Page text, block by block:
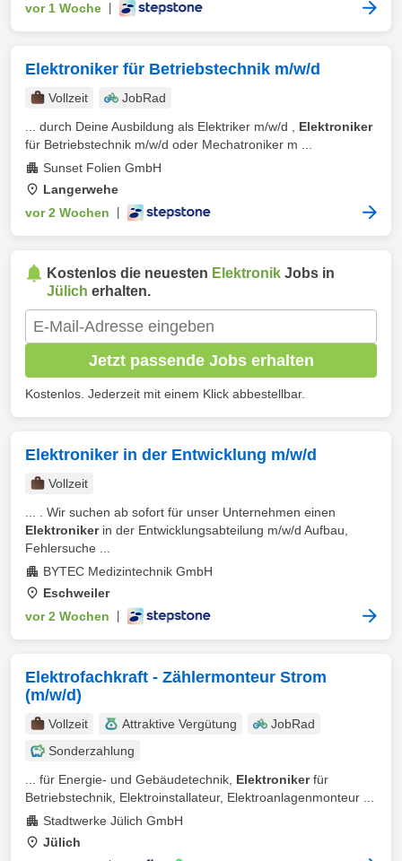
vor 1 Woche
Elektroniker für Betriebstechnik m/w/d
Vollzeit
JobRad
... durch Deine Ausbildung als Elektriker m/w/d , Elektroniker
für Betriebstechnik m/w/d oder Mechatroniker m ...
Sunset Folien GmbH
Langerwehe
vor 2 Wochen
Kostenlos die neuesten Elektronik Jobs in
Jülich erhalten.
Jetzt passende Jobs erhalten
Kostenlos. Jederzeit mit einem Klick abbestellbar.
Elektroniker in der Entwicklung m/w/d
Vollzeit
... . Wir suchen ab sofort für unser Unternehmen einen
Elektronikerin der Entwicklungsabteilung m/w/d Aufbau,
Fehlersuche ...
BYTEC Medizintechnik GmbH
Eschweiler
vor 2 Wochen
Elektrofachkraft - Zählermonteur Strom
(m/w/d)
Vollzeit Attraktive Vergütung
JobRad
Sonderzahlung
... für Energie- und Gebäudetechnik, Elektronikerfür
Betriebstechnik, Elektroinstallateur, Elektroanlagenmonteur ...
Stadtwerke Jülich GmbH
Jülich